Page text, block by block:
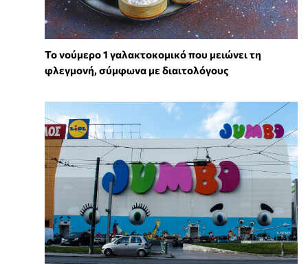
Το νούμερο 1 γαλακτοκομικό που μειώνει τη
φλεγμονή, σύμφωνα με διαιτολόγους